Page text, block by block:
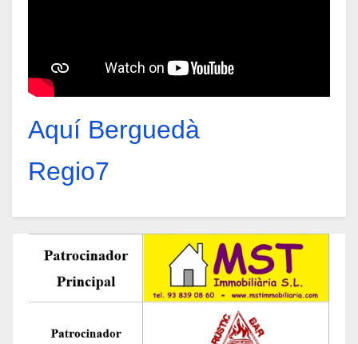
Aquí Berguedà
Regio7